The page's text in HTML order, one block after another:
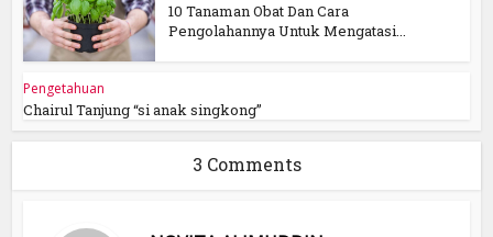
10 Tanaman Obat Dan Cara
Pengolahannya Untuk Mengatasi...
Pengetahuan
Chairul Tanjung “si anak singkong”
3 Comments